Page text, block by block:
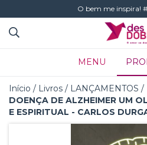
O bem me inspira!
MENU
Início / Livros / LANÇAMENTOS /
DOENÇA DE ALZHEIMER UM
E ESPIRITUAL - CARLOS